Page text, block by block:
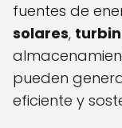
fuentes de
solares,
pueden
eficiente y